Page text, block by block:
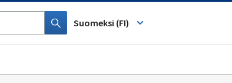
Tyhjennä
haku
Suomeksi (FI)